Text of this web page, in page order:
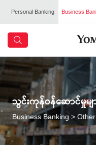
Personal Banking Business
သွင်းကုန်ဝန်ဆောင်မှုမျ
Business Banking >